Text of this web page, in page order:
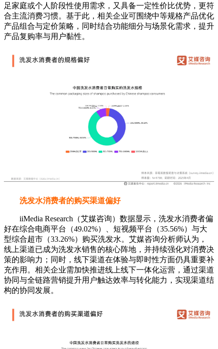
洗发水消费者的购买渠道偏好
好在综合电商平台（49.02%）、短视频平台（35.56%）与大
线上渠道已成为洗发水销售的核心阵地，并持续强化对消费决
策的影响力；同时，线下渠道在体验与即时性方面仍具重要补
充作用。相关企业需加快推进线上线下一体化运营，通过渠道
协同与全链路营销提升用户触达效率与转化能力，实现渠道结
防脱洗发水消费者的关注因素
水产品方面，随着国民健康意识与科学认知不断提升，他们更